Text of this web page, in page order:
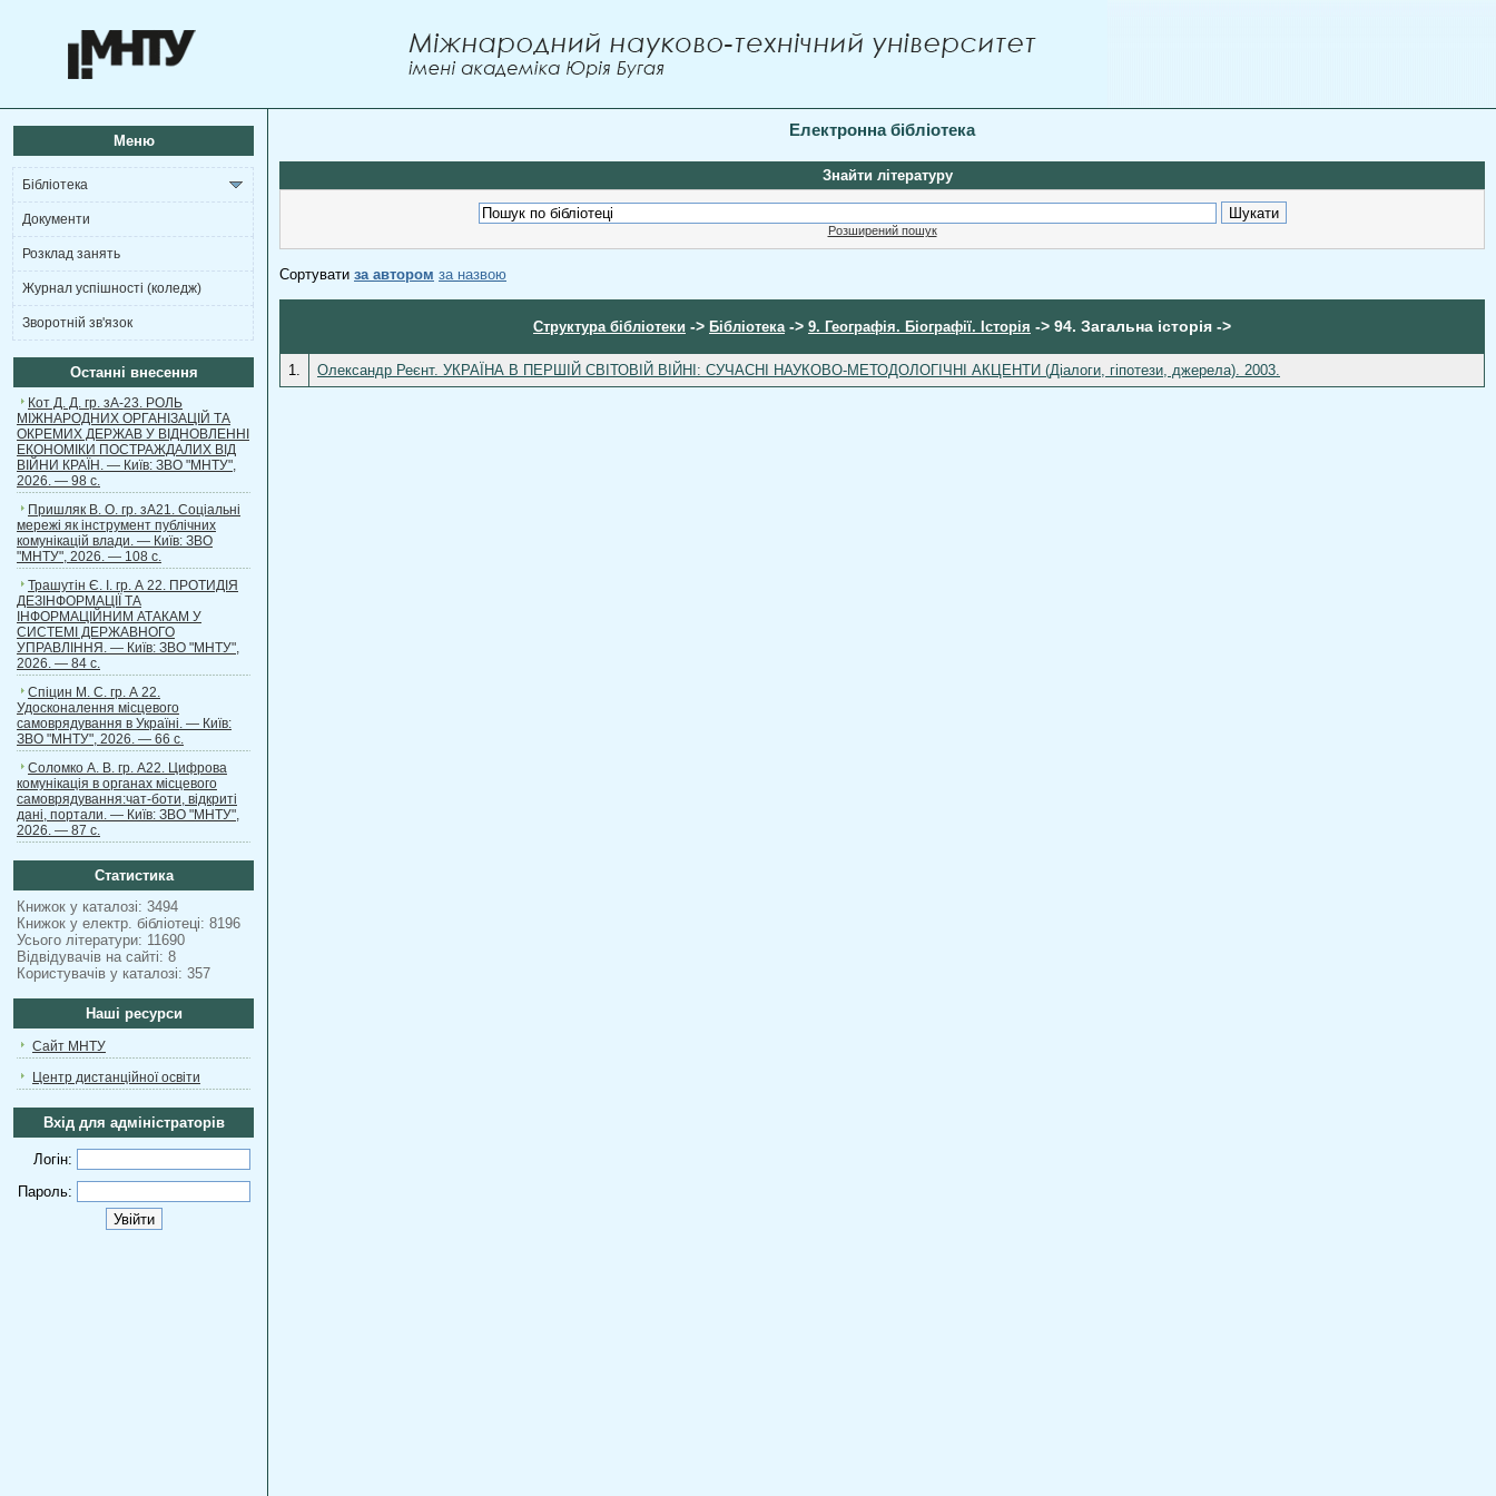
Меню
Бібліотека
Документи
Розклад занять
Журнал успішності (коледж)
Зворотній зв'язок
Останні внесення
Кот Д. Д. гр. зА-23. РОЛЬ
МІЖНАРОДНИХ ОРГАНІЗАЦІЙ ТА
ОКРЕМИХ ДЕРЖАВ У ВІДНОВЛЕННІ
ЕКОНОМІКИ ПОСТРАЖДАЛИХ ВІД
ВІЙНИ КРАЇН. — Київ: ЗВО "МНТУ",
2026. — 98 с.
Пришляк В. О. гр. зА21. Соціальні
мережі як інструмент публічних
комунікацій влади. — Київ: ЗВО
"МНТУ", 2026. — 108 с.
Трашутін Є. І. гр. А 22. ПРОТИДІЯ
ДЕЗІНФОРМАЦІЇ ТА
ІНФОРМАЦІЙНИМ АТАКАМ У
СИСТЕМІ ДЕРЖАВНОГО
УПРАВЛІННЯ. — Київ: ЗВО "МНТУ",
2026. — 84 с.
Спіцин М. С. гр. А 22.
Удосконалення місцевого
самоврядування в Україні. — Київ:
ЗВО "МНТУ", 2026. — 66 с.
Соломко А. В. гр. А22. Цифрова
комунікація в органах місцевого
самоврядування:чат-боти, відкриті
дані, портали. — Київ: ЗВО "МНТУ",
2026. — 87 с.
Статистика
Книжок у каталозі: 3494
Книжок у електр. бібліотеці: 8196
Усього літератури: 11690
Відвідувачів на сайті: 8
Користувачів у каталозі: 357
Наші ресурси
Сайт МНТУ
Центр дистанційної освіти
Вхід для адміністраторів
Логін:
Пароль:
Електронна бібліотека
Знайти літературу
Розширений пошук
Сортувати за автором за назвою
Структура бібліотеки -> Бібліотека -> 9. Географія. Біографії. Історія -> 94. Загальна історія ->
1. Олександр Реєнт. УКРАЇНА В ПЕРШІЙ СВІТОВІЙ ВІЙНІ: СУЧАСНІ НАУКОВО-МЕТОДОЛОГІЧНІ АКЦЕНТИ (Діалоги, гіпотези, джерела). 2003.